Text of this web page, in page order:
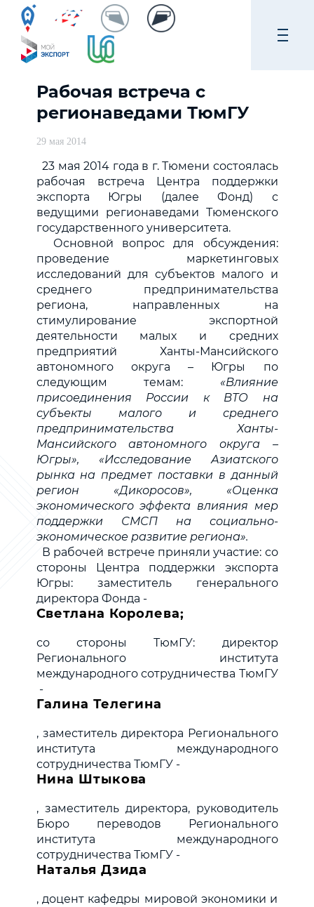
Рабочая встреча с
регионаведами ТюмГУ
29 мая 2014
23 мая 2014 года в г. Тюмени состоялась
рабочая встреча Центра поддержки
экспорта Югры (далее Фонд) с
ведущими регионаведами Тюменского
государственного университета.
Основной вопрос для обсуждения:
проведение маркетинговых
исследований для субъектов малого и
среднего предпринимательства
региона, направленных на
стимулирование экспортной
деятельности малых и средних
предприятий Ханты-Мансийского
автономного округа – Югры по
следующим темам: «Влияние
присоединения России к ВТО на
субъекты малого и среднего
предпринимательства Ханты-
Мансийского автономного округа –
Югры», «Исследование Азиатского
рынка на предмет поставки в данный
регион «Дикоросов», «Оценка
экономического эффекта влияния мер
поддержки СМСП на социально-
экономическое развитие региона».
В рабочей встрече приняли участие: со
стороны Центра поддержки экспорта
Югры: заместитель генерального
директора Фонда -
Светлана Королева;
со стороны ТюмГУ: директор
Регионального института
международного сотрудничества ТюмГУ
-
Галина Телегина
, заместитель директора Регионального
института международного
сотрудничества ТюмГУ -
Нина Штыкова
, заместитель директора, руководитель
Бюро переводов Регионального
института международного
сотрудничества ТюмГУ -
Наталья Дзида
, доцент кафедры мировой экономики и